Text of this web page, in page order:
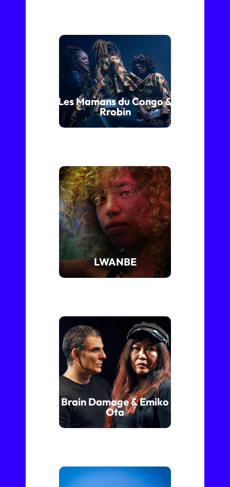
Les Mamans du Congo &
Rrobin
LWANBE
Brain Damage & Emiko
Ota